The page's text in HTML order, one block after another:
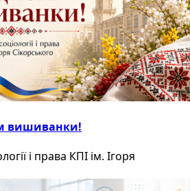
вишиванки!
і права КПІ ім. Ігоря